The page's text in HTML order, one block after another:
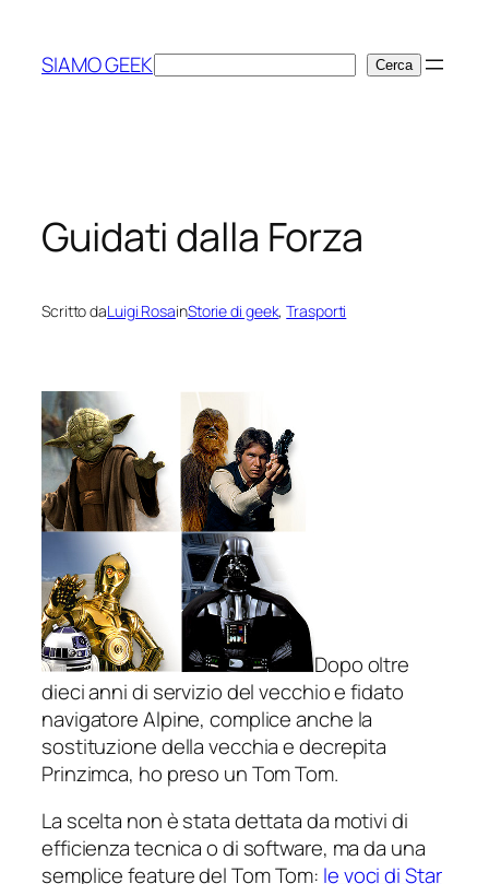
contenuto
SIAMO GEEKCerca Cerca
Guidati dalla Forza
Scritto daLuigi RosainStorie di geek, Trasporti
Dopo oltre
dieci anni di servizio del vecchio e fidato
navigatore Alpine, complice anche la
sostituzione della vecchia e decrepita
Prinzimca, ho preso un Tom Tom.
La scelta non è stata dettata da motivi di
efficienza tecnica o di software, ma da una
semplicefeaturedel Tom Tom: le voci di Star